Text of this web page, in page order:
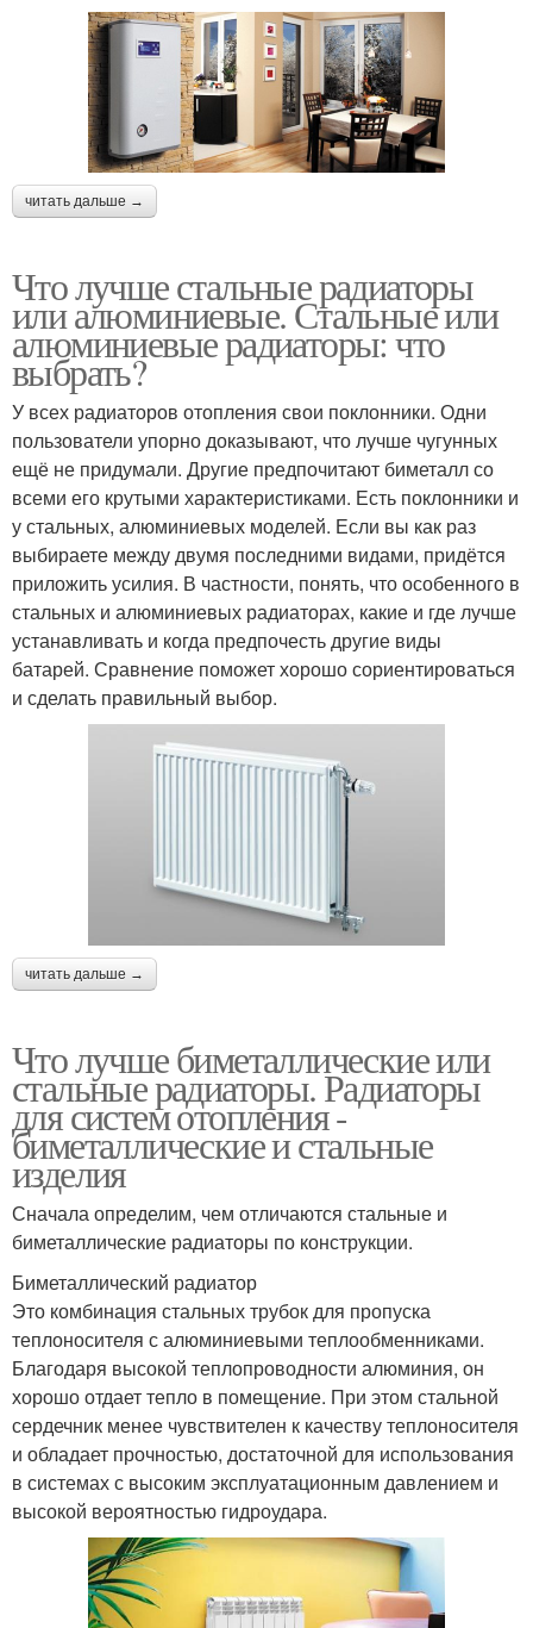
читать дальше →
Что лучше стальные радиаторы
или алюминиевые. Стальные или
алюминиевые радиаторы: что
выбрать?
У всех радиаторов отопления свои поклонники. Одни
пользователи упорно доказывают, что лучше чугунных
ещё не придумали. Другие предпочитают биметалл со
всеми его крутыми характеристиками. Есть поклонники и
у стальных, алюминиевых моделей. Если вы как раз
выбираете между двумя последними видами, придётся
приложить усилия. В частности, понять, что особенного в
стальных и алюминиевых радиаторах, какие и где лучше
устанавливать и когда предпочесть другие виды
батарей. Сравнение поможет хорошо сориентироваться
и сделать правильный выбор.
читать дальше →
Что лучше биметаллические или
стальные радиаторы. Радиаторы
для систем отопления -
биметаллические и стальные
изделия
Сначала определим, чем отличаются стальные и
биметаллические радиаторы по конструкции.
Биметаллический радиатор
Это комбинация стальных трубок для пропуска
теплоносителя с алюминиевыми теплообменниками.
Благодаря высокой теплопроводности алюминия, он
хорошо отдает тепло в помещение. При этом стальной
сердечник менее чувствителен к качеству теплоносителя
и обладает прочностью, достаточной для использования
в системах с высоким эксплуатационным давлением и
высокой вероятностью гидроудара.